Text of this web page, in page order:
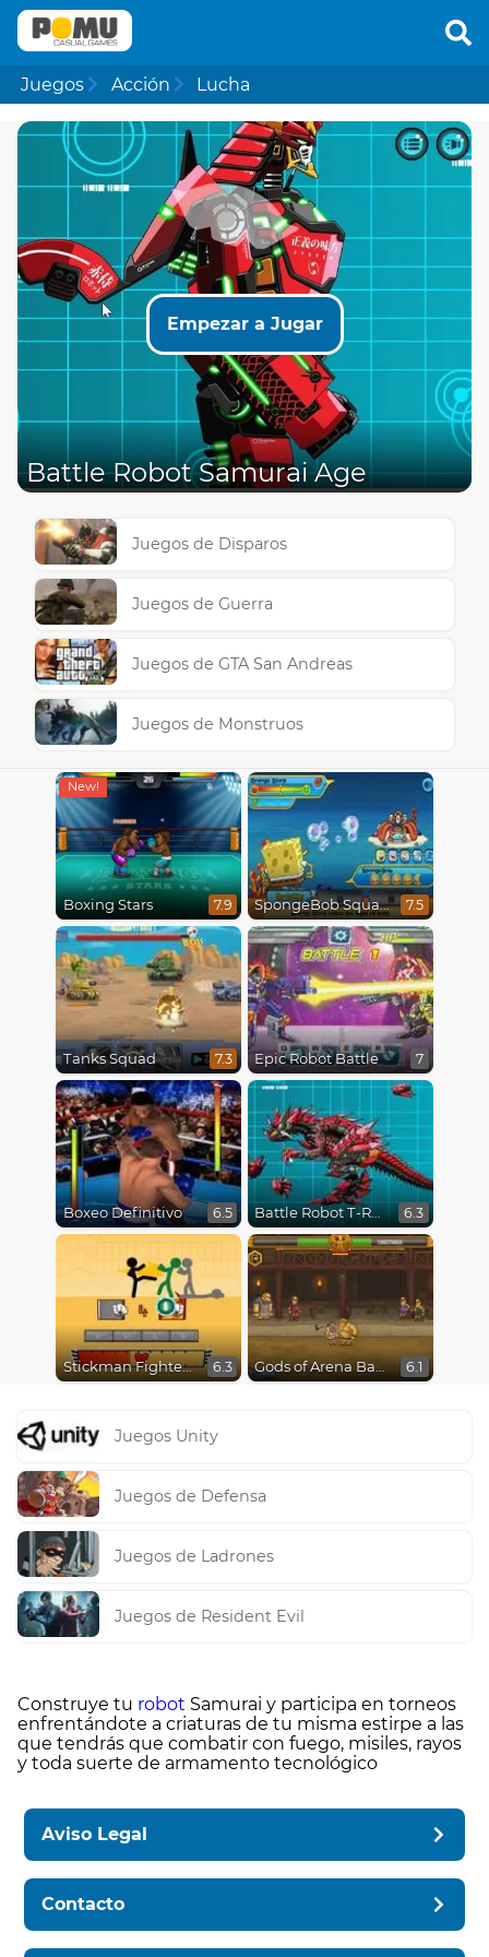
Juegos Acción Lucha
Empezar a Jugar
Battle Robot Samurai Age
Juegos de Disparos
Juegos de Guerra
Juegos de GTA San Andreas
Juegos de Monstruos
Boxing Stars 7.9 SpongeBob SquarePants : Monster Island Adventures 7.5
Tanks Squad 7.3 Epic Robot Battle 7
Boxeo Definitivo 6.5 Battle Robot T-Rex Age 6.3
Stickman Fighter Epic Battles 6.3 Gods of Arena Battles 6.1
Juegos Unity
Juegos de Defensa
Juegos de Ladrones
Juegos de Resident Evil
Construye tu robot Samurai y participa en torneos
enfrentándote a criaturas de tu misma estirpe a las
que tendrás que combatir con fuego, misiles, rayos
y toda suerte de armamento tecnológico
Aviso Legal
Contacto